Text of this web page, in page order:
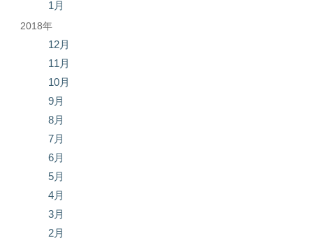
1月
2018年
12月
11月
10月
9月
8月
7月
6月
5月
4月
3月
2月